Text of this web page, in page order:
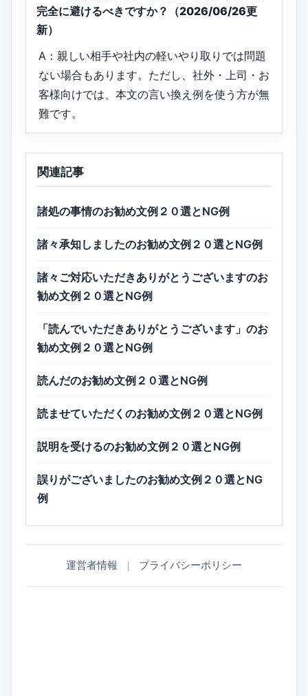
完全に避けるべきですか？（2026/06/26更
新）
A：親しい相手や社内の軽いやり取りでは問題
ない場合もあります。ただし、社外・上司・お
客様向けでは、本文の言い換え例を使う方が無
難です。
関連記事
諸処の事情のお勧め文例２０選とNG例
諸々承知しましたのお勧め文例２０選とNG例
諸々ご対応いただきありがとうございますのお
勧め文例２０選とNG例
「読んでいただきありがとうございます」のお
勧め文例２０選とNG例
読んだのお勧め文例２０選とNG例
読ませていただくのお勧め文例２０選とNG例
説明を受けるのお勧め文例２０選とNG例
誤りがございましたのお勧め文例２０選とNG
例
運営者情報 ｜ プライバシーポリシー